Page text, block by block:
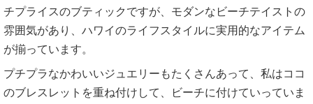
チプライスのブティックですが、モダンなビーチテイストの
雰囲気があり、ハワイのライフスタイルに実用的なアイテム
が揃っています。
プチプラなかわいいジュエリーもたくさんあって、私はココ
のブレスレットを重ね付けして、ビーチに付けていっていま